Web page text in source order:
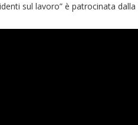
sul lavoro” è patrocinata dalla